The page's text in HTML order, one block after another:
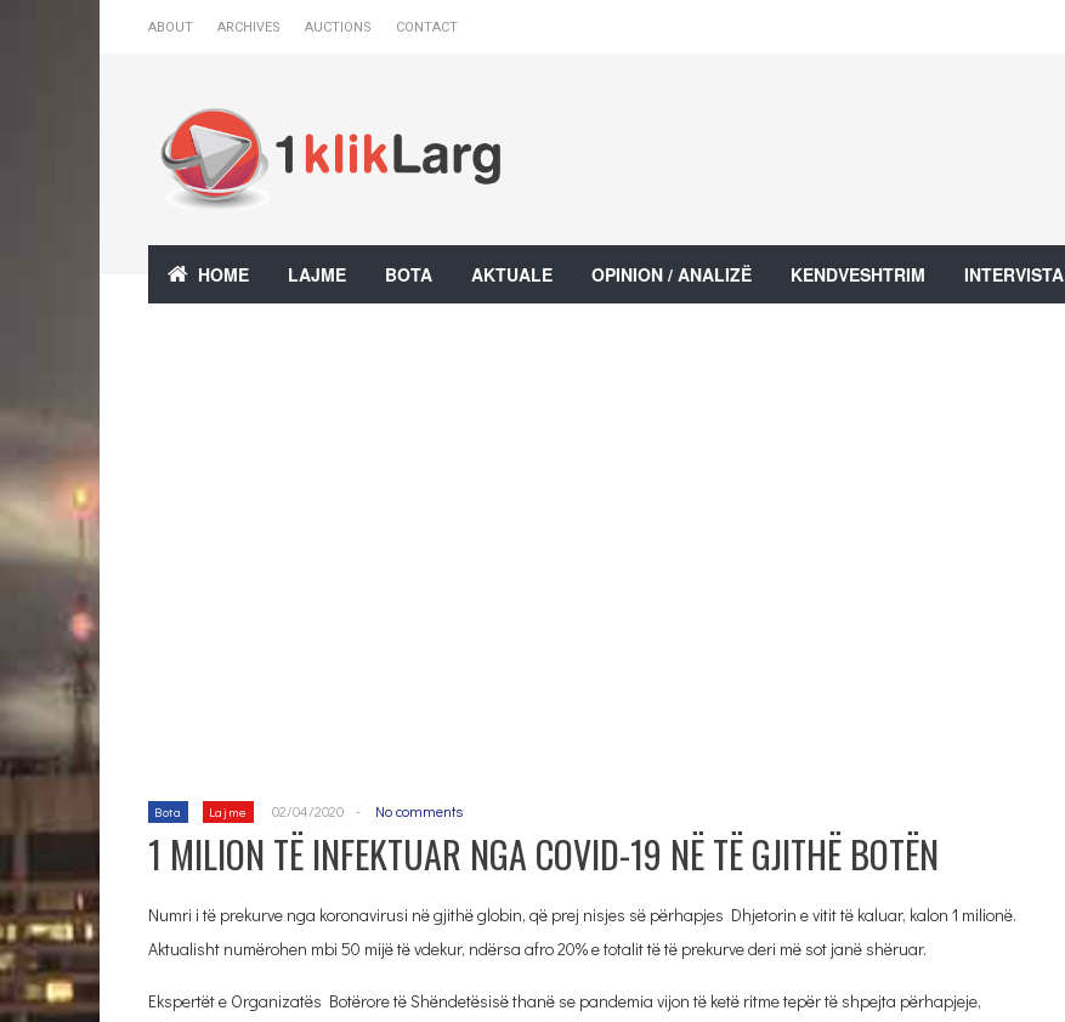
ABOUT ARCHIVES AUCTIONS CONTACT
HOME LAJME BOTA AKTUALE OPINION / ANALIZË KENDVESHTRIM INTERVISTA
Bota Lajme 02/04/2020 - No comments
1 MILION TË INFEKTUAR NGA COVID-19 NË TË GJITHË BOTËN
Numri i të prekurve nga koronavirusi në gjithë globin, që prej nisjes së përhapjes Dhjetorin e vitit të kaluar, kalon 1 milionë.
Aktualisht numërohen mbi 50 mijë të vdekur, ndërsa afro 20% e totalit të të prekurve deri më sot janë shëruar.
Ekspertët e Organizatës Botërore të Shëndetësisë thanë se pandemia vijon të ketë ritme tepër të shpejta përhapjeje,